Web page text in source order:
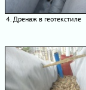
4. Дренаж в геотекстиле